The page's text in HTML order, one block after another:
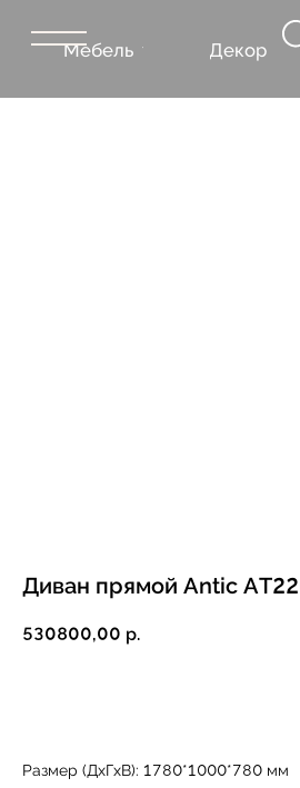
Мебель
Диван прямой Antic
530800,00 р.
Размер (ДxГxВ): 1780*1000*780 мм